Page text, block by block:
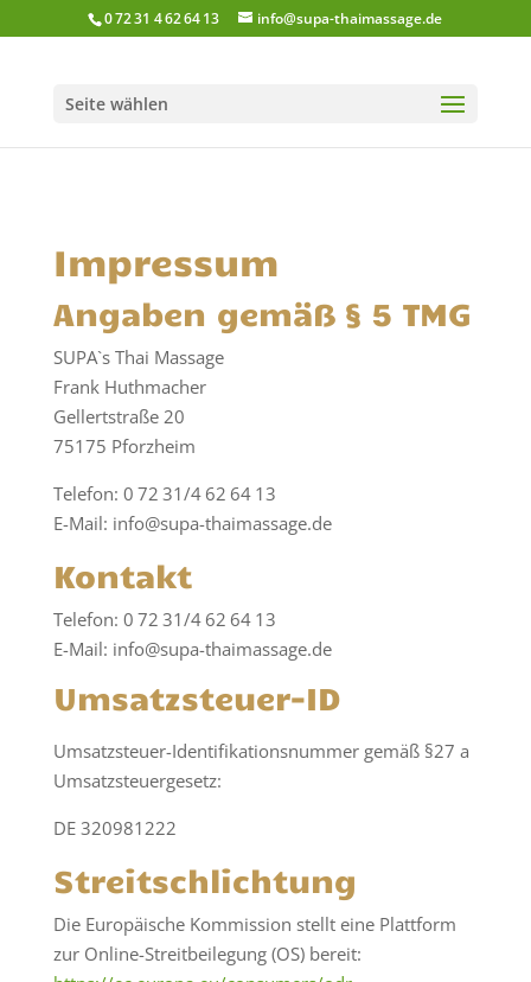
0 72 31 4 62 64 13 info@supa-thaimassage.de
Seite wählen
Impressum
Angaben gemäß § 5 TMG
SUPA`s Thai Massage
Frank Huthmacher
Gellertstraße 20
75175 Pforzheim
Telefon: 0 72 31/4 62 64 13
E-Mail: info@supa-thaimassage.de
Kontakt
Telefon: 0 72 31/4 62 64 13
E-Mail: info@supa-thaimassage.de
Umsatzsteuer-ID
Umsatzsteuer-Identifikationsnummer gemäß §27 a
Umsatzsteuergesetz:
DE 320981222
Streitschlichtung
Die Europäische Kommission stellt eine Plattform
zur Online-Streitbeilegung (OS) bereit: